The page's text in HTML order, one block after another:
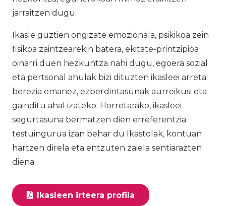
jarraitzen dugu.
Ikasle guztien ongizate emozionala, psikikoa zein
fisikoa zaintzearekin batera, ekitate-printzipioa
oinarri duen hezkuntza nahi dugu, egoera sozial
eta pertsonal ahulak bizi dituzten ikasleei arreta
berezia emanez, ezberdintasunak aurreikusi eta
gainditu ahal izateko. Horretarako, ikasleei
segurtasuna bermatzen dien erreferentzia
testuingurua izan behar du Ikastolak, kontuan
hartzen direla eta entzuten zaiela sentiarazten
diena.
Ikasleen irteera profila